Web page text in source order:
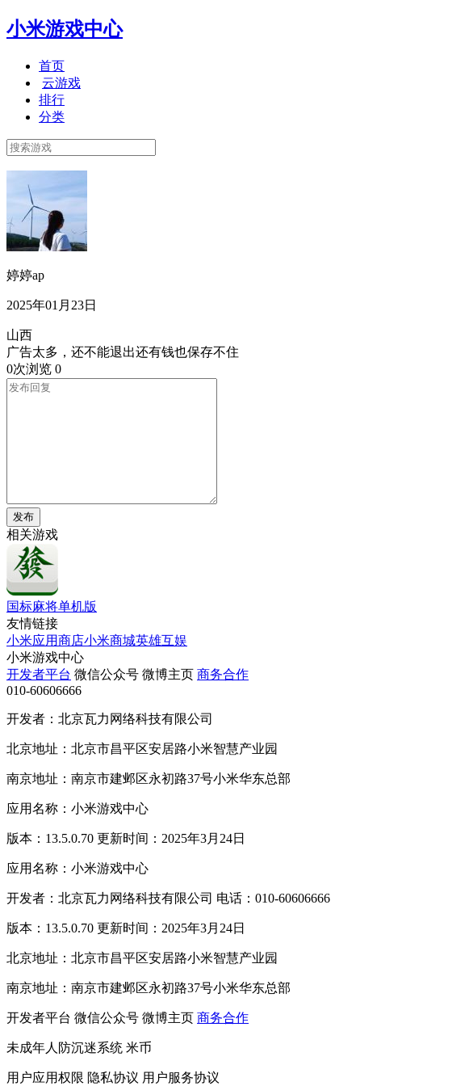
小米游戏中心
首页
云游戏
排行
分类
婷婷ap
2025年01月23日
山西
广告太多，还不能退出还有钱也保存不住
0次浏览 0
发布
相关游戏
国标麻将单机版
友情链接
小米应用商店小米商城英雄互娱
小米游戏中心
开发者平台 微信公众号 微博主页 商务合作
010-60606666
开发者：北京瓦力网络科技有限公司
北京地址：北京市昌平区安居路小米智慧产业园
南京地址：南京市建邺区永初路37号小米华东总部
应用名称：小米游戏中心
版本：13.5.0.70 更新时间：2025年3月24日
应用名称：小米游戏中心
开发者：北京瓦力网络科技有限公司 电话：010-60606666
版本：13.5.0.70 更新时间：2025年3月24日
北京地址：北京市昌平区安居路小米智慧产业园
南京地址：南京市建邺区永初路37号小米华东总部
开发者平台 微信公众号 微博主页 商务合作
未成年人防沉迷系统 米币
用户应用权限 隐私协议 用户服务协议